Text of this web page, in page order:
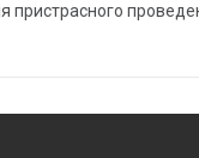
пристрасного